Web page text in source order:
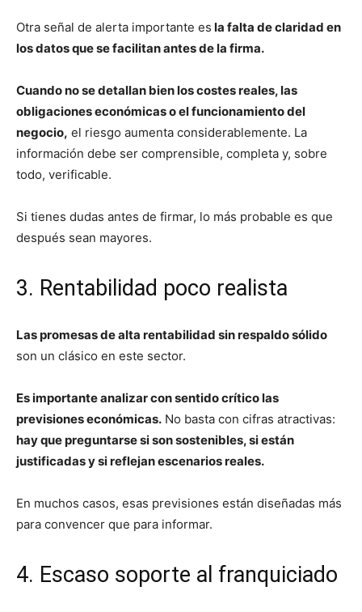
Otra señal de alerta importante es la falta de claridad en
los datos que se facilitan antes de la firma.
Cuando no se detallan bien los costes reales, las
obligaciones económicas o el funcionamiento del
negocio, el riesgo aumenta considerablemente. La
información debe ser comprensible, completa y, sobre
todo, verificable.
Si tienes dudas antes de firmar, lo más probable es que
después sean mayores.
3. Rentabilidad poco realista
Las promesas de alta rentabilidad sin respaldo sólido
son un clásico en este sector.
Es importante analizar con sentido crítico las
previsiones económicas. No basta con cifras atractivas:
hay que preguntarse si son sostenibles, si están
justificadas y si reflejan escenarios reales.
En muchos casos, esas previsiones están diseñadas más
para convencer que para informar.
4. Escaso soporte al franquiciado